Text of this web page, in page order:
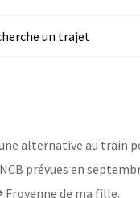
un trajet
alternative au train
prévues en
de ma fille.